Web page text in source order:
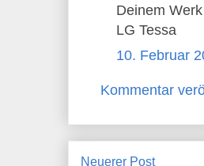
Deinem
LG Tessa
10. Februar
Kommentar
Neuerer Post